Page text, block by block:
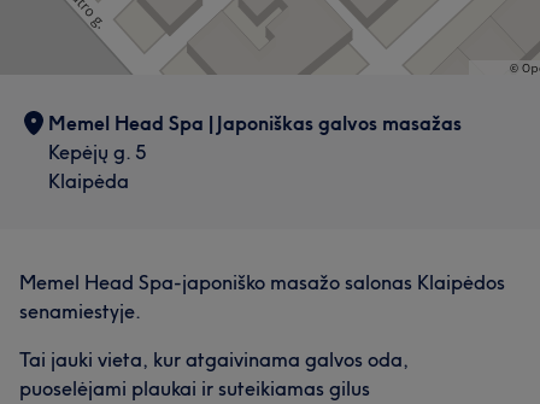
Memel Head Spa | Japoniškas galvos masažas
Kepėjų g. 5
Klaipėda
Memel Head Spa-japoniško masažo salonas Klaipėdos
senamiestyje.
Tai jauki vieta, kur atgaivinama galvos oda,
puoselėjami plaukai ir suteikiamas gilus